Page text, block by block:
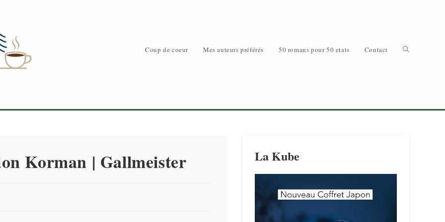
Coup de coeur Mes auteurs préférés 50 romans pour 50 etats Contact Toggle
Korman | Gallmeister La Kube